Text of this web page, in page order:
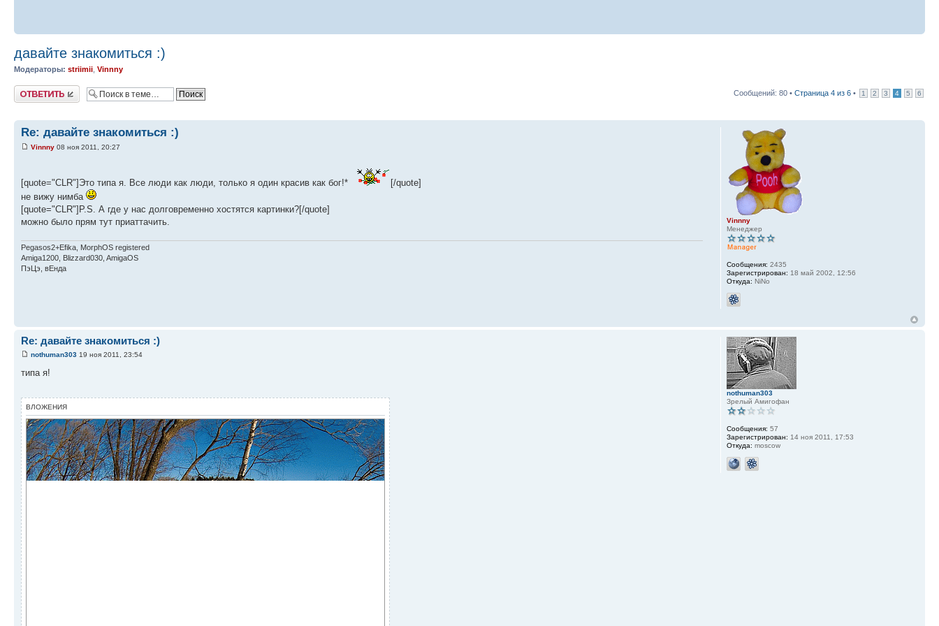
давайте знакомиться :)
Модераторы: striimii Vinnny
Ответить Сообщений: 80 • Страница 4 из 6 • 1 2 3 4 5 6
Re: давайте знакомиться :)
Vinnny 08 ноя 2011, 20:27
[quote="CLR"]Это типа я. Все люди как люди, только я один красив как бог!*
[/quote]
не вижу нимба
[quote="CLR"]P.S. А где у нас долговременно хостятся картинки?[/quote]
можно было прям тут приаттачить.
Pegasos2+Efika, MorphOS registered
Amiga1200, Blizzard030, AmigaOS
ПэЦэ, вЕнда
Vinnny
Менеджер
Сообщения: 2435
Зарегистрирован: 18 май 2002, 12:56
Откуда: NiNo
Re: давайте знакомиться :)
nothuman303 19 ноя 2011, 23:54
типа я!
ВЛОЖЕНИЯ
nothuman303
Зрелый Амигофан
Сообщения: 57
Зарегистрирован: 14 ноя 2011, 17:53
Откуда: moscow